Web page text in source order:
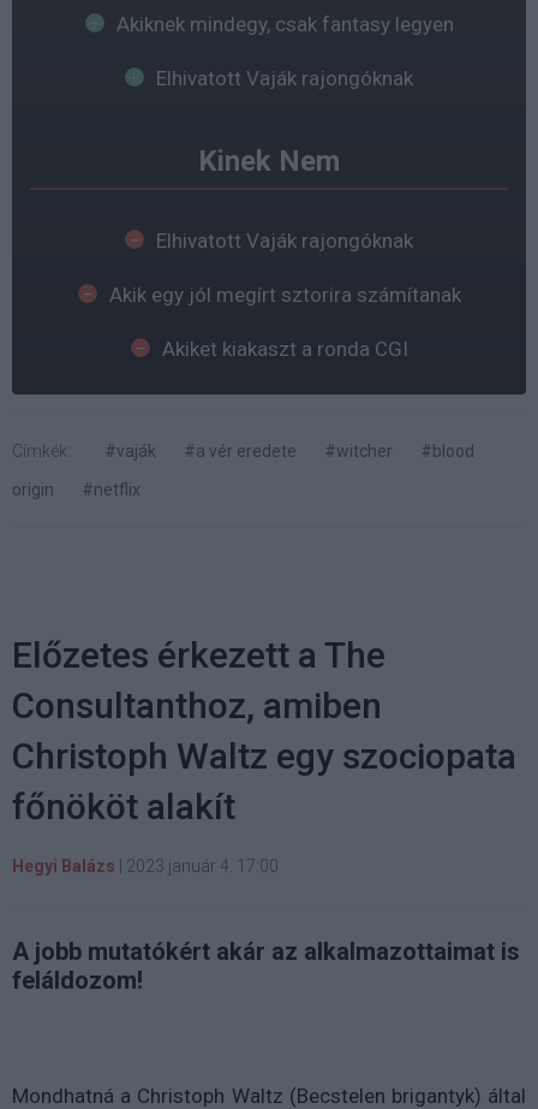
Akiknek mindegy, csak fantasy legyen
Elhivatott Vaják rajongóknak
Kinek Nem
Elhivatott Vaják rajongóknak
Akik egy jól megírt sztorira számítanak
Akiket kiakaszt a ronda CGI
Címkék: #vaják #a vér eredete #witcher
#blood
origin
#netflix
Előzetes érkezett a The
Consultanthoz, amiben
Christoph Waltz egy szociopata
főnököt alakít
Hegyi Balázs | 2023 január 4. 17:00
A jobb mutatókért akár az alkalmazottaimat is
feláldozom!
Mondhatná a Christoph Waltz (Becstelen brigantyk) által